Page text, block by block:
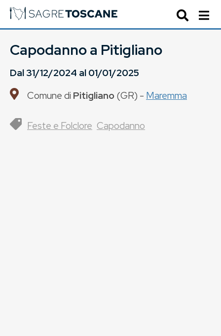
Capodanno a Pitigliano
Dal31/12/2024 al01/01/2025
Comune di Pitigliano(GR) - Maremma
Feste e Folclore Capodanno